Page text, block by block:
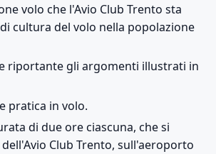
volo che l'Avio Club Trento sta
cultura del volo nella popolazione
riportante gli argomenti illustrati in
pratica in volo.
di due ore ciascuna, che si
Club Trento, sull'aeroporto